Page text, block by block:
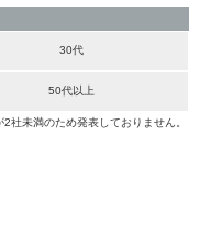
30代
50代以上
未満のため発表しておりません。